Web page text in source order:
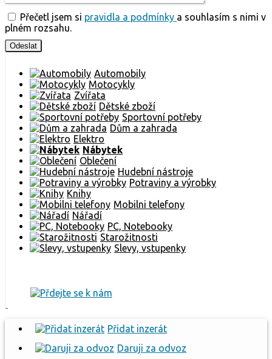
Přečetl jsem si pravidla a podmínky a souhlasím s nimi v
plném rozsahu.
Automobily
Motocykly
Zvířata
Dětské zboží
Sportovní potřeby
Dům a zahrada
Elektro
Nábytek
Oblečení
Hudební nástroje
Potraviny a výrobky
Knihy
Mobilni telefony
Nářadí
PC, Notebooky
Starožitnosti
Slevy, vstupenky
Přidat inzerát
Daruji za odvoz